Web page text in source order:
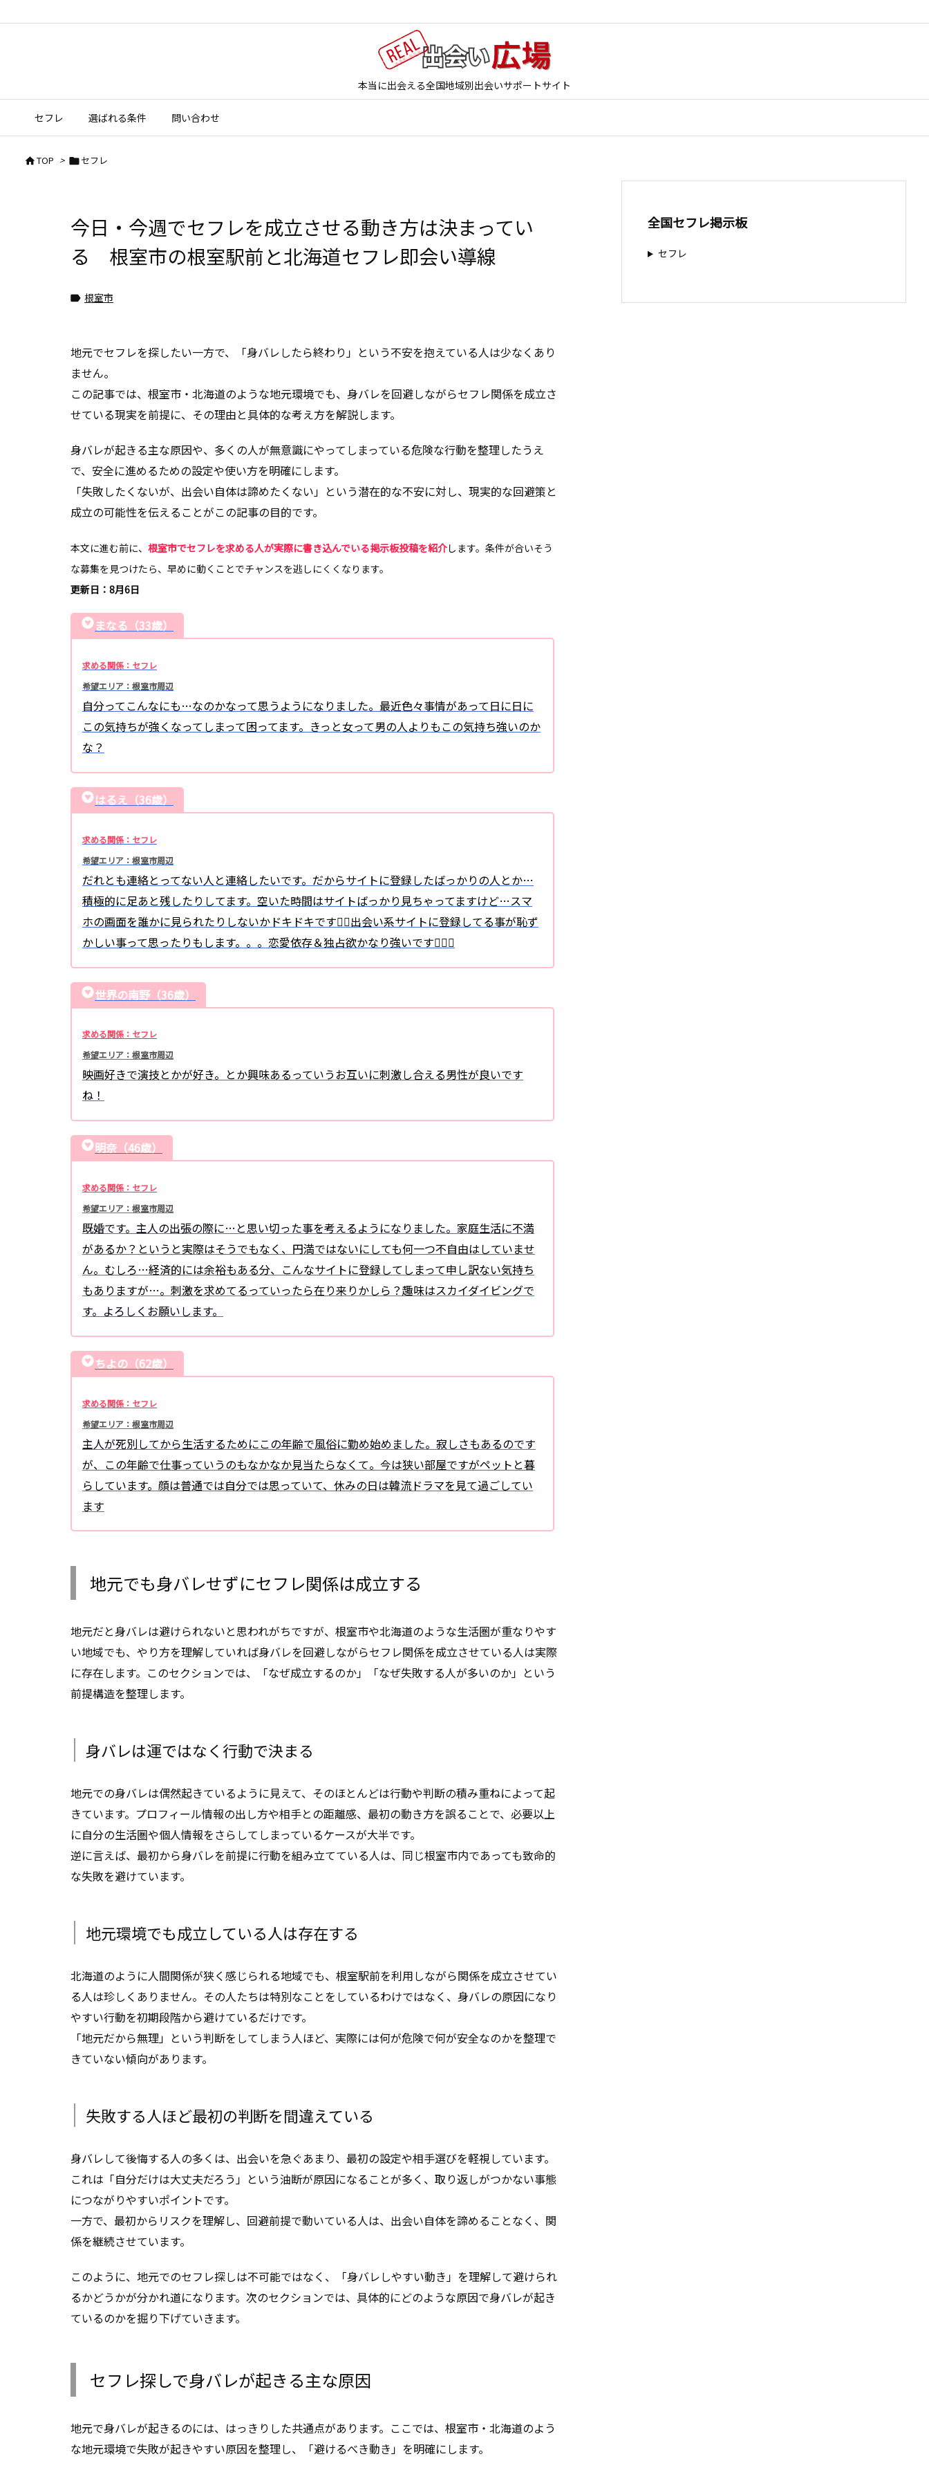
本当に出会える全国地域別出会いサポートサイト
セフレ 選ばれる条件 問い合わせ
TOP > セフレ
今日・今週でセフレを成立させる動き方は決まってい
る 根室市の根室駅前と北海道セフレ即会い導線
 根室市
地元でセフレを探したい一方で、「身バレしたら終わり」という不安を抱えている人は少なくあり
ません。
この記事では、根室市・北海道のような地元環境でも、身バレを回避しながらセフレ関係を成立さ
せている現実を前提に、その理由と具体的な考え方を解説します。
身バレが起きる主な原因や、多くの人が無意識にやってしまっている危険な行動を整理したうえ
で、安全に進めるための設定や使い方を明確にします。
「失敗したくないが、出会い自体は諦めたくない」という潜在的な不安に対し、現実的な回避策と
成立の可能性を伝えることがこの記事の目的です。
本文に進む前に、 根室市でセフレを求める人が実際に書き込んでいる掲示板投稿を紹介します。条件が合いそう
な募集を見つけたら、早めに動くことでチャンスを逃しにくくなります。
更新日：8月6日
まなる（33歳）
求める関係：セフレ
希望エリア：根室市周辺
自分ってこんなにも…なのかなって思うようになりました。最近色々事情があって日に日に
この気持ちが強くなってしまって困ってます。きっと女って男の人よりもこの気持ち強いのか
な？
はるえ（36歳）
求める関係：セフレ
希望エリア：根室市周辺
だれとも連絡とってない人と連絡したいです。だからサイトに登録したばっかりの人とか…
積極的に足あと残したりしてます。空いた時間はサイトばっかり見ちゃってますけど…スマ
ホの画面を誰かに見られたりしないかドキドキです出会い系サイトに登録してる事が恥ず
かしい事って思ったりもします。。。恋愛依存＆独占欲かなり強いです
世界の南野（36歳）
求める関係：セフレ
希望エリア：根室市周辺
映画好きで演技とかが好き。とか興味あるっていうお互いに刺激し合える男性が良いです
ね！
明奈（46歳）
求める関係：セフレ
希望エリア：根室市周辺
既婚です。主人の出張の際に…と思い切った事を考えるようになりました。家庭生活に不満
があるか？というと実際はそうでもなく、円満ではないにしても何一つ不自由はしていませ
ん。むしろ…経済的には余裕もある分、こんなサイトに登録してしまって申し訳ない気持ち
もありますが…。刺激を求めてるっていったら在り来りかしら？趣味はスカイダイビングで
す。よろしくお願いします。
ちよの（62歳）
求める関係：セフレ
希望エリア：根室市周辺
主人が死別してから生活するためにこの年齢で風俗に勤め始めました。寂しさもあるのです
が、この年齢で仕事っていうのもなかなか見当たらなくて。今は狭い部屋ですがペットと暮
らしています。顔は普通では自分では思っていて、休みの日は韓流ドラマを見て過ごしてい
ます
地元でも身バレせずにセフレ関係は成立する
地元だと身バレは避けられないと思われがちですが、根室市や北海道のような生活圏が重なりやす
い地域でも、やり方を理解していれば身バレを回避しながらセフレ関係を成立させている人は実際
に存在します。このセクションでは、「なぜ成立するのか」「なぜ失敗する人が多いのか」という
前提構造を整理します。
身バレは運ではなく行動で決まる
地元での身バレは偶然起きているように見えて、そのほとんどは行動や判断の積み重ねによって起
きています。プロフィール情報の出し方や相手との距離感、最初の動き方を誤ることで、必要以上
に自分の生活圏や個人情報をさらしてしまっているケースが大半です。
逆に言えば、最初から身バレを前提に行動を組み立てている人は、同じ根室市内であっても致命的
な失敗を避けています。
地元環境でも成立している人は存在する
北海道のように人間関係が狭く感じられる地域でも、根室駅前を利用しながら関係を成立させてい
る人は珍しくありません。その人たちは特別なことをしているわけではなく、身バレの原因になり
やすい行動を初期段階から避けているだけです。
「地元だから無理」という判断をしてしまう人ほど、実際には何が危険で何が安全なのかを整理で
きていない傾向があります。
失敗する人ほど最初の判断を間違えている
身バレして後悔する人の多くは、出会いを急ぐあまり、最初の設定や相手選びを軽視しています。
これは「自分だけは大丈夫だろう」という油断が原因になることが多く、取り返しがつかない事態
につながりやすいポイントです。
一方で、最初からリスクを理解し、回避前提で動いている人は、出会い自体を諦めることなく、関
係を継続させています。
このように、地元でのセフレ探しは不可能ではなく、「身バレしやすい動き」を理解して避けられ
るかどうかが分かれ道になります。次のセクションでは、具体的にどのような原因で身バレが起き
ているのかを掘り下げていきます。
セフレ探しで身バレが起きる主な原因
地元で身バレが起きるのには、はっきりした共通点があります。ここでは、根室市・北海道のよう
な地元環境で失敗が起きやすい原因を整理し、「避けるべき動き」を明確にします。
全国セフレ掲示板
セフレ